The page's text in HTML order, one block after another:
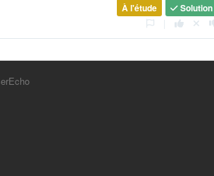
Solution
À l'étude